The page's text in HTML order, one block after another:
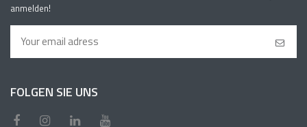
anmelden!
FOLGEN SIE UNS